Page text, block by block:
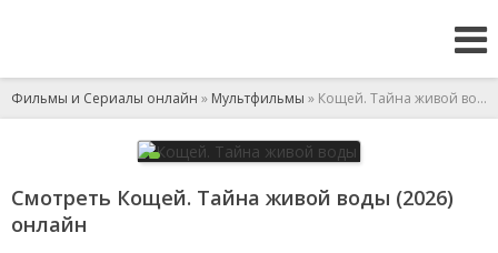
Фильмы и Сериалы онлайн » Мультфильмы » Кощей. Тайна живой воды
Смотреть Кощей. Тайна живой воды (2026)
онлайн